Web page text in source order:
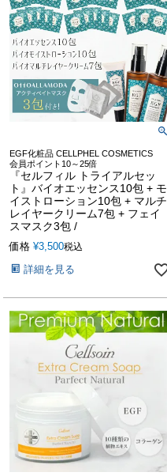
EGF化粧品 CELLPHEL COSMETICS
会員ポイント10～25倍
『セルフィル トライアルセッ
ト』バイオエッセンス10包 + モ
イストローション10包 + マルチ
レイヤークリーム7包 + フェイ
スマスク3包 /
価格 ¥3,500税込
詳細を見る